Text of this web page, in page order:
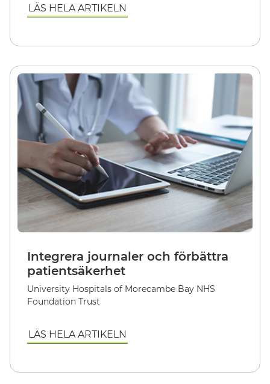
LÄS HELA ARTIKELN
Integrera journaler och förbättra
patientsäkerhet
University Hospitals of Morecambe Bay NHS
Foundation Trust
LÄS HELA ARTIKELN